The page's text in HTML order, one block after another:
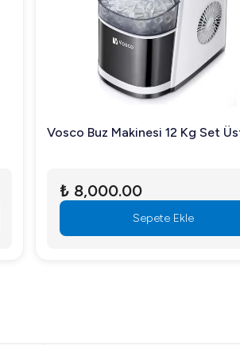
Vosco Buz Makinesi 12 Kg Set
₺ 8,000.00
Sepete Ekle